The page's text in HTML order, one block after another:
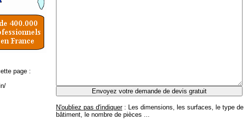
page :
N'oubliez pas d'indiquer: Les dimensions, les surfaces, le type de
bâtiment, le nombre de pièces ...